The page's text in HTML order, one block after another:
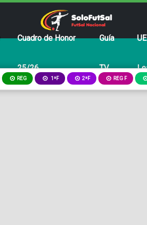
Cuadro de Honor
25/26
Guía
TV
REG 1ªF 2ªF REG F